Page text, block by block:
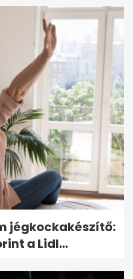
jégkockakészítő:
a Lidl...